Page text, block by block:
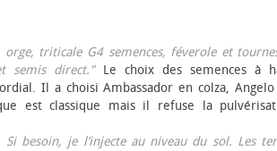
orge, triticale G4 semences, féverole et
semis direct."Le choix des semences à
Il a choisi Ambassador en colza,
est classique mais il refuse la
Si besoin, je l’injecte au niveau du sol. Les